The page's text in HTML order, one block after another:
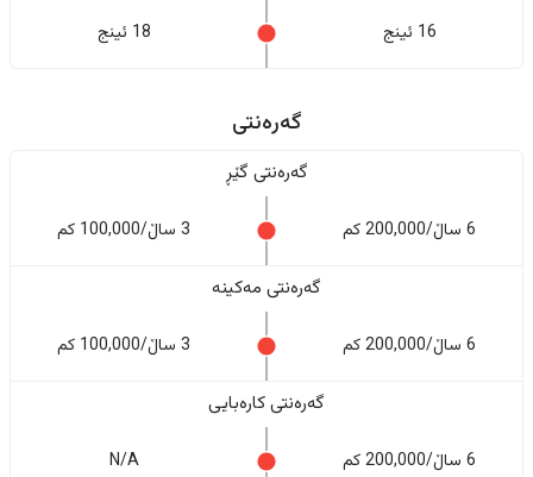
16 ئینج 18 ئینج
گەرەنتی
گەرەنتی گێڕ
6 ساڵ/200,000 کم 3 ساڵ/100,000 کم
گەرەنتی مەکینە
6 ساڵ/200,000 کم 3 ساڵ/100,000 کم
گەرەنتی کارەبایی
6 ساڵ/200,000 کم N/A